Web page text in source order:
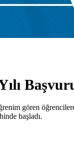
gören
başladı.